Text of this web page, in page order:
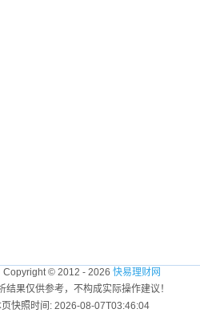
| Copyright © 2012 - 2026 快易理财网
结果仅供参考，不构成实际操作建议！
快照时间: 2026-08-07T03:46:04